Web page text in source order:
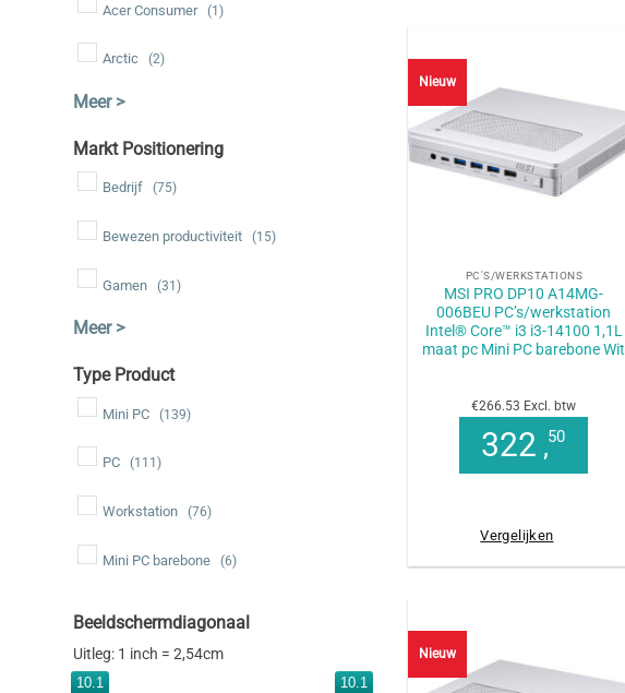
Acer Consumer (1)
Arctic (2)
Markt Positionering
Bedrijf (75)
Bewezen productiviteit (15)
Gamen (31)
Type Product
Mini PC (139)
PC (111)
Workstation (76)
Mini PC barebone (6)
Beeldschermdiagonaal
Uitleg: 1 inch = 2,54cm
10.1 10.1
Nieuw
PC'S/WERKSTATIONS
MSI PRO DP10 A14MG-
006BEU PC’s/werkstation
Intel® Core™ i3 i3-14100 1,1L
maat pc Mini PC barebone Wit
€266.53 Excl. btw
322 ,50
Vergelijken
Nieuw